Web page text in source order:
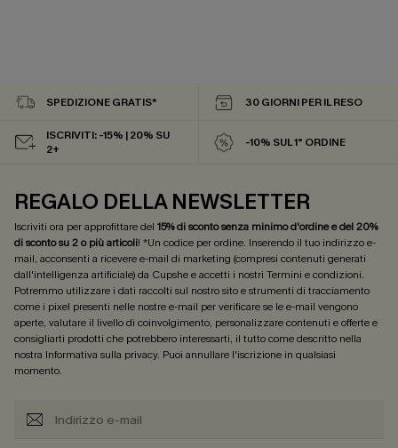
SPEDIZIONE GRATIS* 30 GIORNI PER IL RESO
ISCRIVITI: -15% | 20% SU
2+
-10% SUL 1° ORDINE
REGALO DELLA NEWSLETTER
Iscriviti ora per approfittare del 15% di sconto senza minimo d'ordine e del 20%
di sconto su 2 o più articoli! *Un codice per ordine. Inserendo il tuo indirizzo e-
mail, acconsenti a ricevere e-mail di marketing (compresi contenuti generati
dall'intelligenza artificiale) da Cupshe e accetti i nostri Termini e condizioni.
Potremmo utilizzare i dati raccolti sul nostro sito e strumenti di tracciamento
come i pixel presenti nelle nostre e-mail per verificare se le e-mail vengono
aperte, valutare il livello di coinvolgimento, personalizzare contenuti e offerte e
consigliarti prodotti che potrebbero interessarti, il tutto come descritto nella
nostra Informativa sulla privacy. Puoi annullare l'iscrizione in qualsiasi
momento.